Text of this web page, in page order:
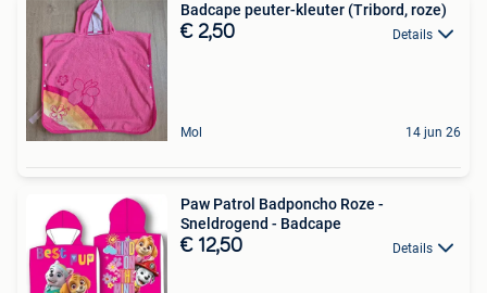
Badcape peuter-kleuter (Tribord, roze)
€ 2,50 Details
Mol 14 jun 26
Paw Patrol Badponcho Roze -
Sneldrogend - Badcape
€ 12,50 Details